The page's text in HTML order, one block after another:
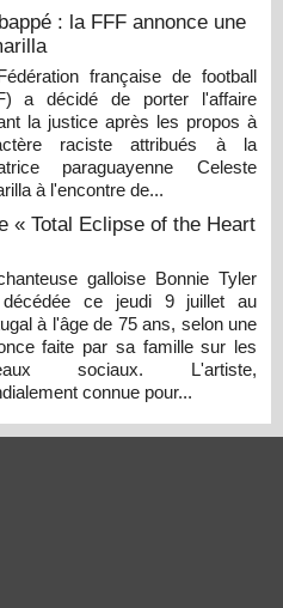
: la FFF annonce une
française de football
a décidé de porter l'affaire
la justice après les propos à
raciste attribués à la
paraguayenne Celeste
à l'encontre de...
« Total Eclipse of the Heart
galloise Bonnie Tyler
ce jeudi 9 juillet au
à l'âge de 75 ans, selon une
faite par sa famille sur les
sociaux. L'artiste,
connue pour...